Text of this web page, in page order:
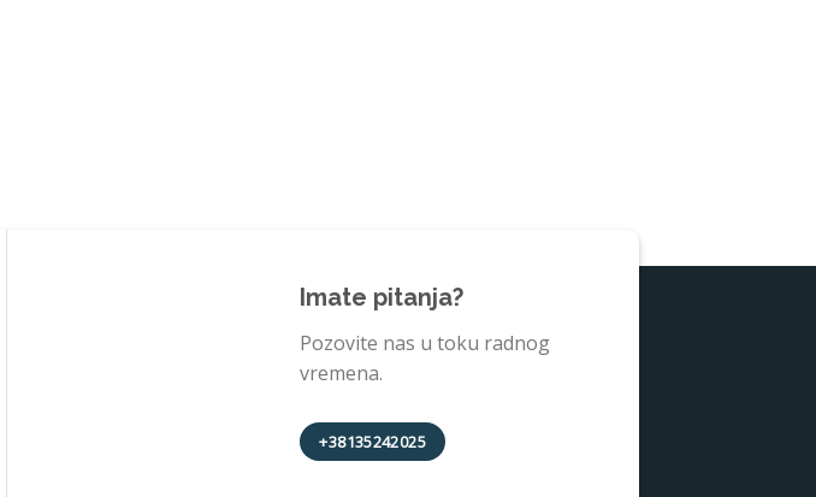
Imate pitanja?
Pozovite nas u toku radnog
vremena.
+38135242025